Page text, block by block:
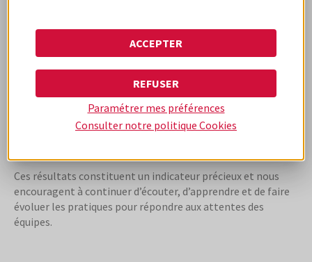
89%
déclarent que Cofidis France est une entreprise
où il fait vraiment bon travailler
Ces résultats constituent un indicateur précieux et nous
encouragent à continuer d’écouter, d’apprendre et de faire
évoluer les pratiques pour répondre aux attentes des
équipes.
ACCEPTER
REFUSER
Paramétrer mes préférences
Consulter notre politique Cookies